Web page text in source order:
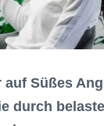
auf Süßes
durch